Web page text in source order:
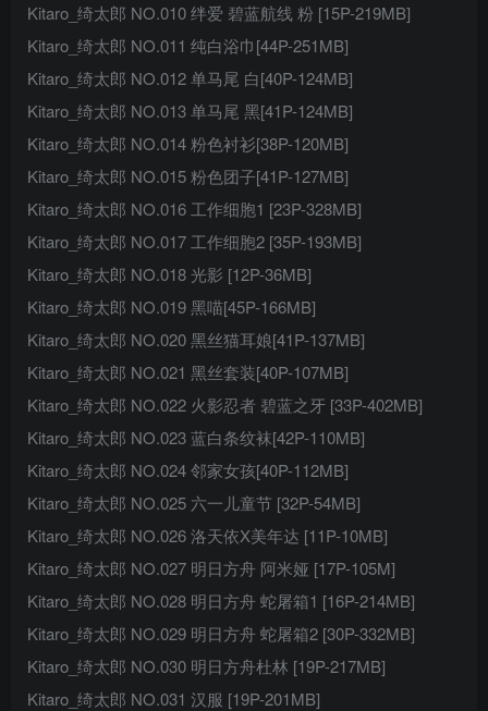
Kitaro_绮太郎 NO.010 绊爱 碧蓝航线 粉 [15P-219MB]
Kitaro_绮太郎 NO.011 纯白浴巾[44P-251MB]
Kitaro_绮太郎 NO.012 单马尾 白[40P-124MB]
Kitaro_绮太郎 NO.013 单马尾 黑[41P-124MB]
Kitaro_绮太郎 NO.014 粉色衬衫[38P-120MB]
Kitaro_绮太郎 NO.015 粉色团子[41P-127MB]
Kitaro_绮太郎 NO.016 工作细胞1 [23P-328MB]
Kitaro_绮太郎 NO.017 工作细胞2 [35P-193MB]
Kitaro_绮太郎 NO.018 光影 [12P-36MB]
Kitaro_绮太郎 NO.019 黑喵[45P-166MB]
Kitaro_绮太郎 NO.020 黑丝猫耳娘[41P-137MB]
Kitaro_绮太郎 NO.021 黑丝套装[40P-107MB]
Kitaro_绮太郎 NO.022 火影忍者 碧蓝之牙 [33P-402MB]
Kitaro_绮太郎 NO.023 蓝白条纹袜[42P-110MB]
Kitaro_绮太郎 NO.024 邻家女孩[40P-112MB]
Kitaro_绮太郎 NO.025 六一儿童节 [32P-54MB]
Kitaro_绮太郎 NO.026 洛天依X美年达 [11P-10MB]
Kitaro_绮太郎 NO.027 明日方舟 阿米娅 [17P-105M]
Kitaro_绮太郎 NO.028 明日方舟 蛇屠箱1 [16P-214MB]
Kitaro_绮太郎 NO.029 明日方舟 蛇屠箱2 [30P-332MB]
Kitaro_绮太郎 NO.030 明日方舟杜林 [19P-217MB]
Kitaro_绮太郎 NO.031 汉服 [19P-201MB]